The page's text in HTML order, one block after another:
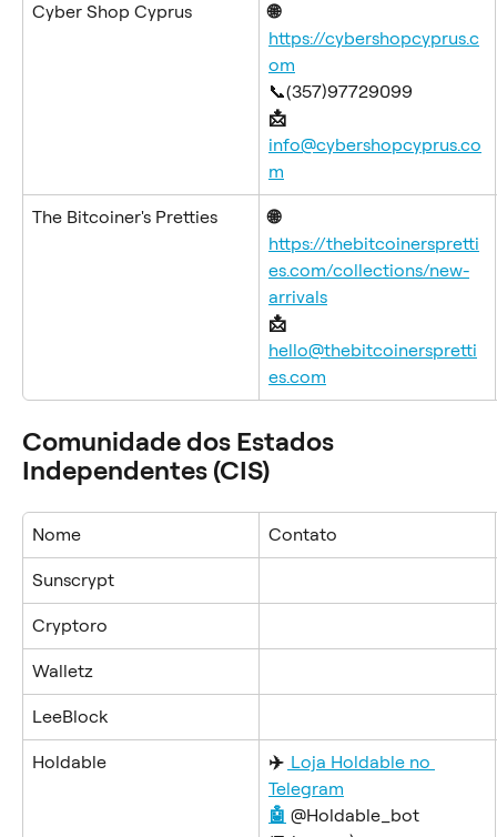
Cyber Shop Cyprus
🌐
https://cybershopcyprus.c
om
📞(357)97729099
📩
info@cybershopcyprus.co
m
The Bitcoiner's Pretties
🌐
https://thebitcoinerspretti
es.com/collections/new-
arrivals
📩
hello@thebitcoinerspretti
es.com
Comunidade dos Estados
Independentes (CIS)
Nome Contato
Sunscrypt
Cryptoro
Walletz
LeeBlock
Holdable ✈️ Loja Holdable no
Telegram
🤖 @Holdable_bot